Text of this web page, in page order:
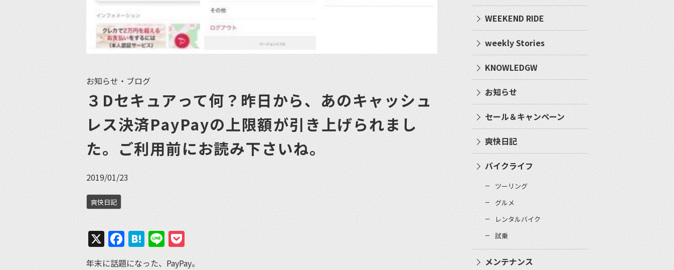
お知らせ・ブログ
３Dセキュアって何？昨日から、あのキャッシュ
レス決済PayPayの上限額が引き上げられまし
た。ご利用前にお読み下さいね。
2019/01/23
爽快日記
X Facebook
Hatena
Line
年末に話題になった、PayPay。
WEEKEND RIDE
weekly Stories
KNOWLEDGW
お知らせ
セール＆キャンペーン
爽快日記
バイクライフ
ツーリング
グルメ
レンタルバイク
試乗
メンテナンス